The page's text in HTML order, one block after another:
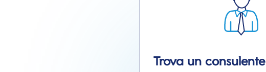
Trova un consulente